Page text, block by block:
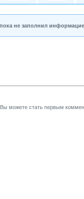
не заполнил
можете стать первым